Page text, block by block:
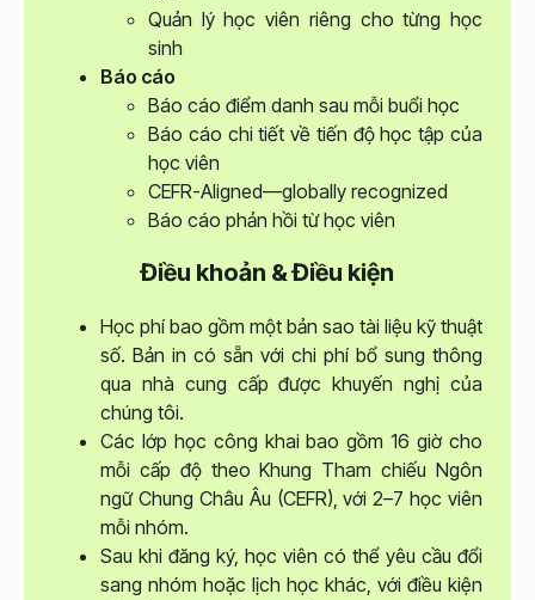
Quản lý học viên riêng cho từng học
sinh
Báo cáo
Báo cáo điểm danh sau mỗi buổi học
Báo cáo chi tiết về tiến độ học tập của
học viên
CEFR-Aligned—globally recognized
Báo cáo phản hồi từ học viên
Điều khoản & Điều kiện
Học phí bao gồm một bản sao tài liệu kỹ thuật
số. Bản in có sẵn với chi phí bổ sung thông
qua nhà cung cấp được khuyến nghị của
chúng tôi.
Các lớp học công khai bao gồm 16 giờ cho
mỗi cấp độ theo Khung Tham chiếu Ngôn
ngữ Chung Châu Âu (CEFR), với 2–7 học viên
mỗi nhóm.
Sau khi đăng ký, học viên có thể yêu cầu đổi
sang nhóm hoặc lịch học khác, với điều kiện